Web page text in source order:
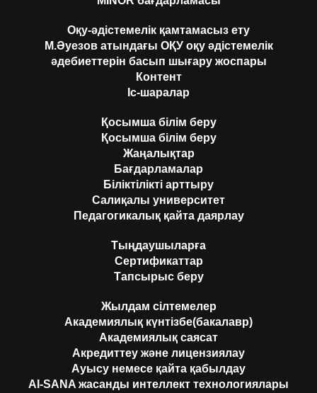
Оқу-әдістемелік қамтамасыз ету
М.Әуезов атындағы ОҚУ оқу әдістемелік
әдебиеттерін басып шығару жоспары
Контент
Іс-шаралар
Қосымша білім беру
Қосымша білім беру
Жаңалықтар
Бағдарламалар
Біліктілікті арттыру
Салиқалы университет
Педагогикалық қайта даярлау
Тыңдаушыларға
Сертификаттар
Тапсырыс беру
Жылдам сілтемелер
Академиялық күнтізбе(бакалавр)
Академиялық саясат
Акредиттеу және лицензиялау
Ауысу немесе қайта қабылдау
AI-SANA жасанды интеллект технологиялары